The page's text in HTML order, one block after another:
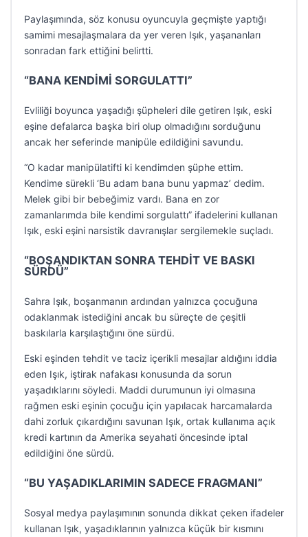
Paylaşımında, söz konusu oyuncuyla geçmişte yaptığı
samimi mesajlaşmalara da yer veren Işık, yaşananları
sonradan fark ettiğini belirtti.
“BANA KENDİMİ SORGULATTI”
Evliliği boyunca yaşadığı şüpheleri dile getiren Işık, eski
eşine defalarca başka biri olup olmadığını sorduğunu
ancak her seferinde manipüle edildiğini savundu.
“O kadar manipülatifti ki kendimden şüphe ettim.
Kendime sürekli ‘Bu adam bana bunu yapmaz’ dedim.
Melek gibi bir bebeğimiz vardı. Bana en zor
zamanlarımda bile kendimi sorgulattı” ifadelerini kullanan
Işık, eski eşini narsistik davranışlar sergilemekle suçladı.
“BOŞANDIKTAN SONRA TEHDİT VE BASKI
SÜRDÜ”
Sahra Işık, boşanmanın ardından yalnızca çocuğuna
odaklanmak istediğini ancak bu süreçte de çeşitli
baskılarla karşılaştığını öne sürdü.
Eski eşinden tehdit ve taciz içerikli mesajlar aldığını iddia
eden Işık, iştirak nafakası konusunda da sorun
yaşadıklarını söyledi. Maddi durumunun iyi olmasına
rağmen eski eşinin çocuğu için yapılacak harcamalarda
dahi zorluk çıkardığını savunan Işık, ortak kullanıma açık
kredi kartının da Amerika seyahati öncesinde iptal
edildiğini öne sürdü.
“BU YAŞADIKLARIMIN SADECE FRAGMANI”
Sosyal medya paylaşımının sonunda dikkat çeken ifadeler
kullanan Işık, yaşadıklarının yalnızca küçük bir kısmını